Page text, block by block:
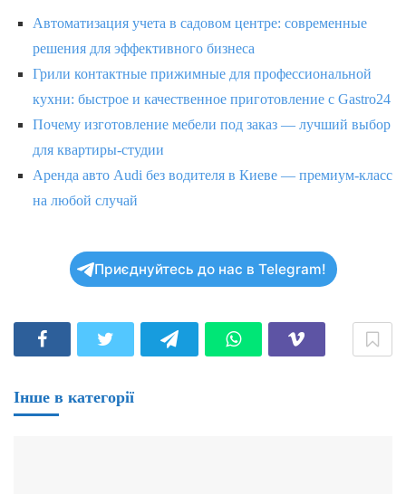
Автоматизация учета в садовом центре: современные
решения для эффективного бизнеса
Грили контактные прижимные для профессиональной
кухни: быстрое и качественное приготовление с Gastro24
Почему изготовление мебели под заказ — лучший выбор
для квартиры-студии
Аренда авто Audi без водителя в Киеве — премиум-класс
на любой случай
Приєднуйтесь до нас в Telegram!
Інше в категорії